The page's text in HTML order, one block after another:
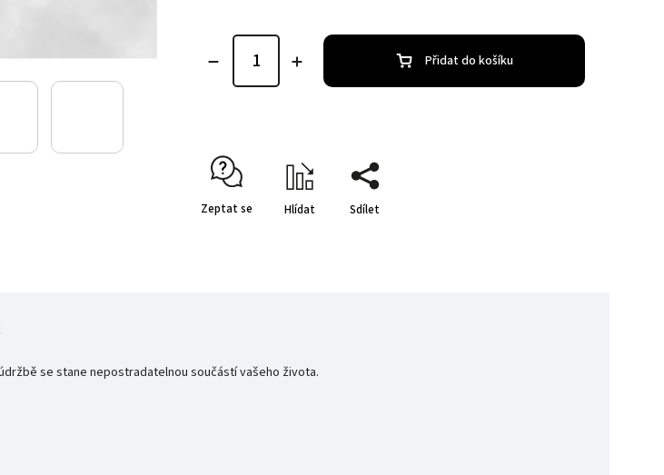
Přidat do košíku
Zeptat se Hlídat Sdílet
se stane nepostradatelnou součástí vašeho života.